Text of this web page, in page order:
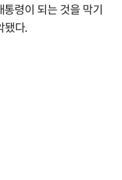
령이 되는 것을 막기
됐다.